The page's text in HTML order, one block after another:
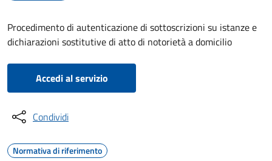
Procedimento di autenticazione di sottoscrizioni su istanze e
dichiarazioni sostitutive di atto di notorietà a domicilio
Accedi al servizio
Condividi
Normativa di riferimento